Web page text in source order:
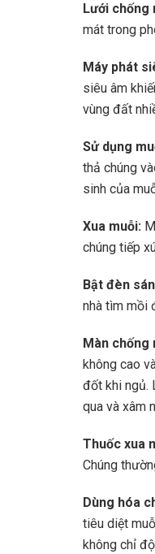
Lưới chống
mát trong
Máy phát
siêu âm
vùng đất
Sử dụng
thả chúng
sinh của
Xua muỗi:
chúng tiếp
Bật đèn
nhà tìm mồi
Màn chống
không cao
đốt khi ngủ.
qua và xâm
Thuốc xua
Chúng
Dùng hóa
tiêu diệt
không chỉ